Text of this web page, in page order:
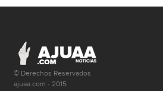
© Derechos Reservados
ajuaa.com - 2015